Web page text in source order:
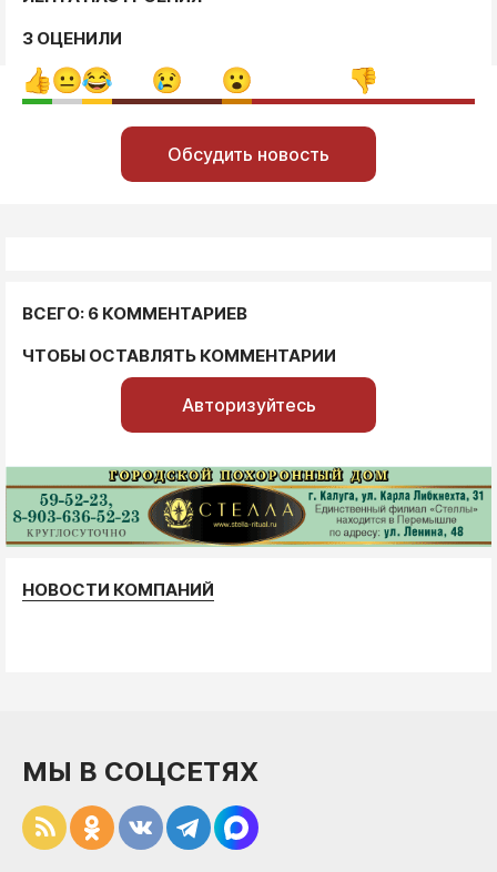
3 ОЦЕНИЛИ
Обсудить новость
ВСЕГО: 6 КОММЕНТАРИЕВ
ЧТОБЫ ОСТАВЛЯТЬ КОММЕНТАРИИ
Авторизуйтесь
НОВОСТИ КОМПАНИЙ
МЫ В СОЦСЕТЯХ